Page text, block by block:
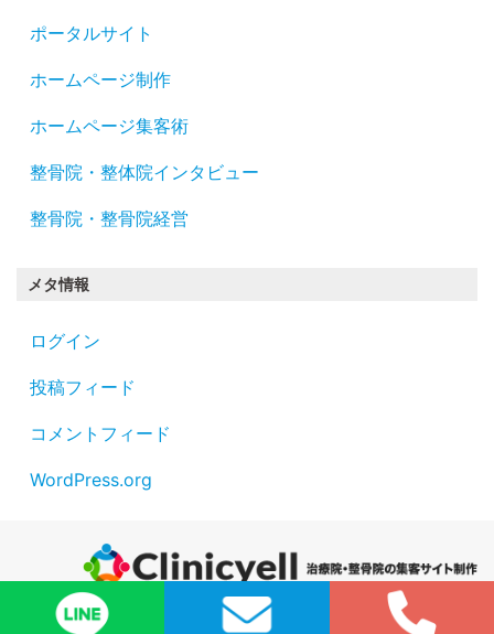
ポータルサイト
ホームページ制作
ホームページ集客術
整骨院・整体院インタビュー
整骨院・整骨院経営
メタ情報
ログイン
投稿フィード
コメントフィード
WordPress.org